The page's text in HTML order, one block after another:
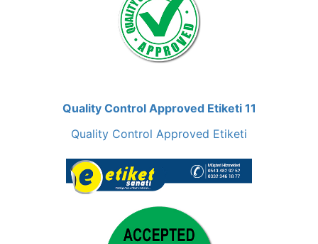
Quality Control Approved Etiketi 11
Quality Control Approved Etiketi